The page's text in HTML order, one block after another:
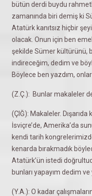
bütün derdi buydu
zamanında biri demiş ki
Atatürk kanıtsız hiçbir
olacak. Onun için ben
şekilde Sümer kültürünü,
indireceğim, dedim ve
Böylece ben yazdım,
(Z.Ç.): Bunlar makaleler
(ÇIĞ): Makaleler.
İsviçre’de, Amerika’da
kendi tarih
kenarda bırakmadık
Atatürk’ün istedi
bunları yapayım dedim ve
(Y.A.): O kadar